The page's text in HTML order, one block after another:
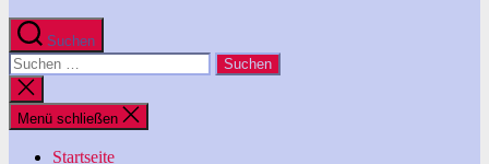
Suchen
Suchen
nach:
Suche
schließen
Menü schließen
Startseite